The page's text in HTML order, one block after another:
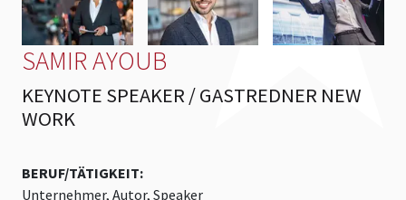
SAMIR AYOUB
KEYNOTE SPEAKER / GASTREDNER NEW
WORK
BERUF/TÄTIGKEIT:
Unternehmer, Autor, Speaker